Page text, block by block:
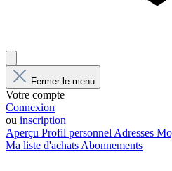
Fermer le menu
Votre compte
Connexion
ou inscription
Aperçu Profil personnel Adresses
Ma liste d'achats Abonnements